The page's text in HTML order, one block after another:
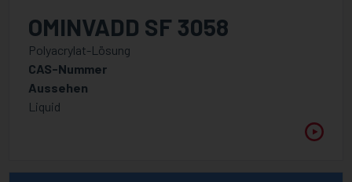
PureOmer
PureVadd
Energy Curing Resins
Kationische Chemie
OMINVADD SF 3058
Polyacrylat-Lösung
CAS-Nummer
Aussehen
Liquid